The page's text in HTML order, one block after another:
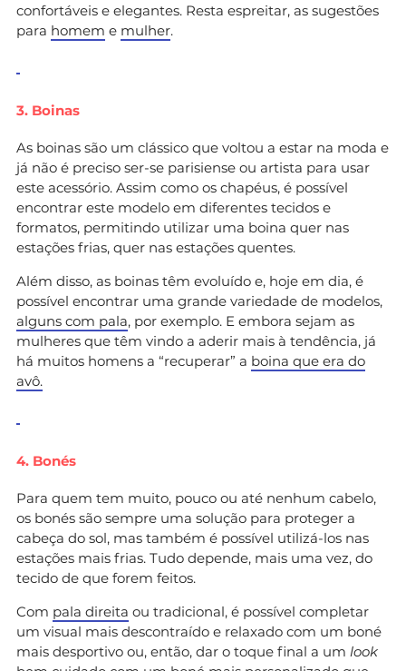
confortáveis e elegantes. Resta espreitar, as sugestões
para homem e mulher.
3. Boinas
As boinas são um clássico que voltou a estar na moda e
já não é preciso ser-se parisiense ou artista para usar
este acessório. Assim como os chapéus, é possível
encontrar este modelo em diferentes tecidos e
formatos, permitindo utilizar uma boina quer nas
estações frias, quer nas estações quentes.
Além disso, as boinas têm evoluído e, hoje em dia, é
possível encontrar uma grande variedade de modelos,
alguns com pala, por exemplo. E embora sejam as
mulheres que têm vindo a aderir mais à tendência, já
há muitos homens a “recuperar” a boina que era do
avô.
4. Bonés
Para quem tem muito, pouco ou até nenhum cabelo,
os bonés são sempre uma solução para proteger a
cabeça do sol, mas também é possível utilizá-los nas
estações mais frias. Tudo depende, mais uma vez, do
tecido de que forem feitos.
Com pala direita ou tradicional, é possível completar
um visual mais descontraído e relaxado com um boné
mais desportivo ou, então, dar o toque final a um look